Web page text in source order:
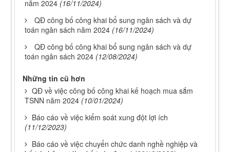
năm 2024 (16/11/2024)
QĐ công bố công khai bổ sung ngân sách và dự
toán ngân sách năm 2024 (16/11/2024)
QĐ công bố công khai bổ sung ngân sách và dự
toán ngân sách 2024 (12/08/2024)
Những tin cũ hơn
QĐ về việc công bố công khai kế hoạch mua sắm
TSNN năm 2024 (10/01/2024)
Báo cáo về việc kiểm soát xung đột lợi ích
(11/12/2023)
Báo cáo về việc chuyển chức danh nghề nghiệp và